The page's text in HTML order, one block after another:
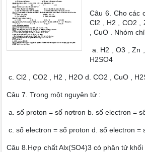
Câu 6. Cho các
Cl2 , H2 , CO2 ,
, CuO . Nhóm
a. H2 , O3 , Zn
H2SO4
c. Cl2 , CO2 , H2 , H2O d. CO2 , CuO ,
Câu 7. Trong một nguyên tử :
a. số proton = số nơtron b. số electron =
c. số electron = số proton d. số electron =
Câu 8.Hợp chất Alx(SO4)3 có phân tử